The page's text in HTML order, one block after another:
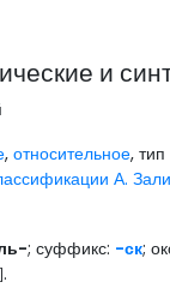
и
,относительное, тип
А.
; суффикс: -ск;
].